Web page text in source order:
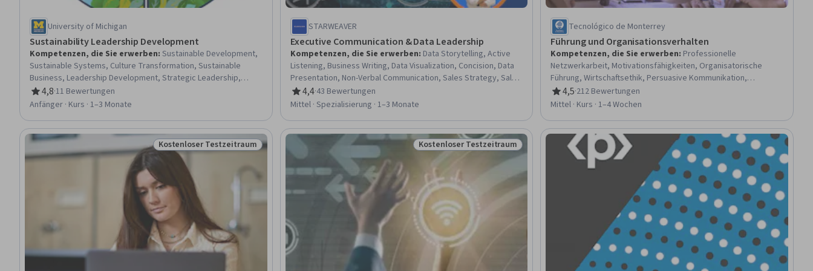
University of Michigan
Sustainability Leadership Development
Kompetenzen, die Sie erwerben: Sustainable Development,
Sustainable Systems, Culture Transformation, Sustainable
Business, Leadership Development, Strategic Leadership,
Corporate Sustainability, Organizational Change, Leadership,
Professional Development, Environmental Issue, Organizational
Thought Leadership, Visionary, Systems Thinking, Problem
Solving, Self-Awareness, Communication
4,8
Bewertung, 4,8 von 5 Sternen
·11 Bewertungen
Anfänger · Kurs · 1–3 Monate
STARWEAVER
Executive Communication & Data Leadership
Kompetenzen, die Sie erwerben: Data Storytelling, Active
Listening, Business Writing, Data Visualization, Concision, Data
Presentation, Non-Verbal Communication, Sales Strategy, Sales
Presentations, Customer Relationship Management (CRM)
Software, Writing, Persuasive Communication, Team
Communication, Verbal Communication Skills, Marketing
Communications, Communication Strategies
4,4
Bewertung, 4,4 von 5 Sternen
·43 Bewertungen
Mittel · Spezialisierung · 1–3 Monate
Tecnológico de Monterrey
Führung und Organisationsverhalten
Kompetenzen, die Sie erwerben: Professionelle
Netzwerkarbeit, Motivationsfähigkeiten, Organisatorische
Führung, Wirtschaftsethik, Persuasive Kommunikation,
Allgemeine Netzwerkarbeit, Strategische Führung, Studien zur
Führungsqualität, Stressbewältigung, Arbeits- und
Beeinflussung, Leiterschaft, Entwicklung von
Führungsqualitäten, Führung und Management, Führung in der
Wirtschaft
4,5
Bewertung, 4,5 von 5 Sternen
·212 Bewertungen
Mittel · Kurs · 1–4 Wochen
Status: Kostenloser Testzeitraum
Kostenloser Testzeitraum Status: Kostenloser Testzeitraum
Kostenloser Testzeitraum